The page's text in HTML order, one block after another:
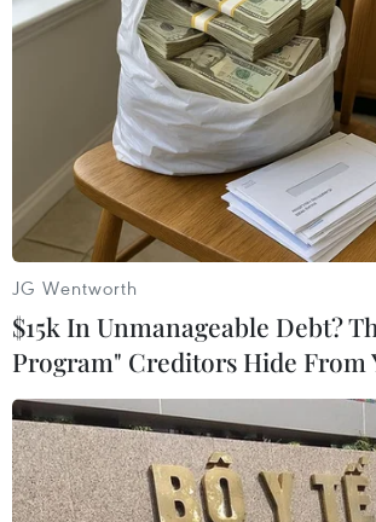
TIN LIÊN QUAN
Bộ GT-VT: Mở lại bay quốc tế
trọng hơn vì biến chủng
JG Wentworth
$15k In Unmanageable Debt?
Program" Creditors Hide From